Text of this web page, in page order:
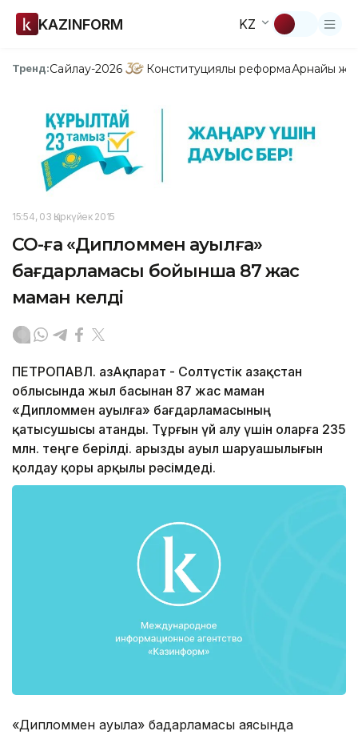
KAZINFORM KZ
Тренд:Сайлау-2026 Конституциялық реформаАрнайы
15:54, 03 Қыркүйек 2015
СҚО-ға «Дипломмен ауылға»
бағдарламасы бойынша 87 жас
маман келді
ПЕТРОПАВЛ. ҚазАқпарат - Солтүстік Қазақстан
облысында жыл басынан 87 жас маман
«Дипломмен ауылға» бағдарламасының
қатысушысы атанды. Тұрғын үй алу үшін оларға 235
млн. теңге берілді. Қарызды ауыл шаруашылығын
қолдау қоры арқылы рәсімдеді.
«Дипломмен ауылға» бағдарламасы аясында